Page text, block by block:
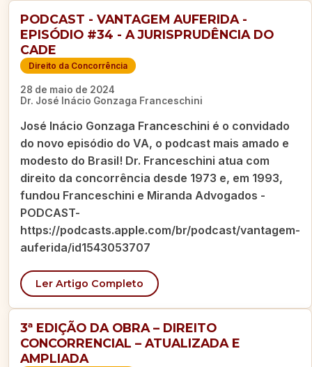
PODCAST - VANTAGEM AUFERIDA -
EPISÓDIO #34 - A JURISPRUDÊNCIA DO
CADE
Direito da Concorrência
28 de maio de 2024
Dr. José Inácio Gonzaga Franceschini
José Inácio Gonzaga Franceschini é o convidado
do novo episódio do VA, o podcast mais amado e
modesto do Brasil! Dr. Franceschini atua com
direito da concorrência desde 1973 e, em 1993,
fundou Franceschini e Miranda Advogados -
PODCAST-
https://podcasts.apple.com/br/podcast/vantagem-
auferida/id1543053707
Ler Artigo Completo
3ª EDIÇÃO DA OBRA – DIREITO
CONCORRENCIAL – ATUALIZADA E
AMPLIADA